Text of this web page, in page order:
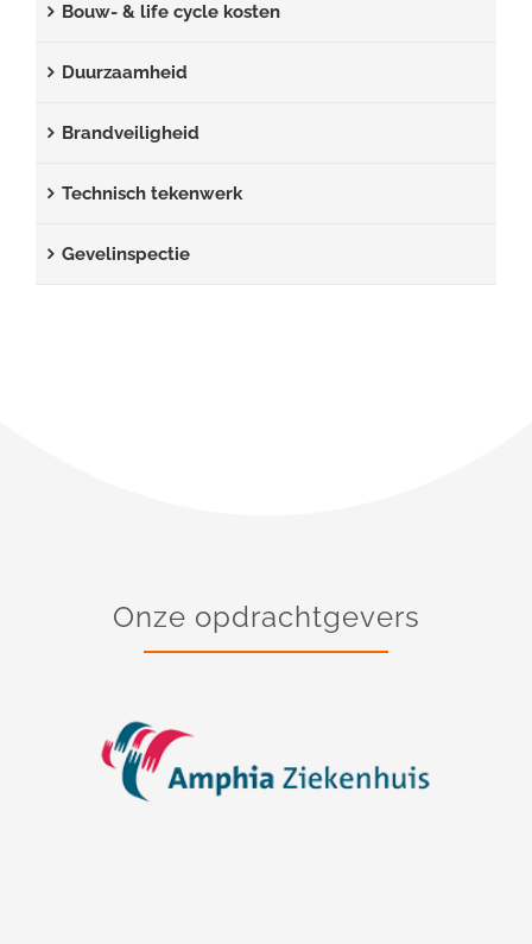
Bouw- & life cycle kosten
Duurzaamheid
Brandveiligheid
Technisch tekenwerk
Gevelinspectie
Onze opdrachtgevers